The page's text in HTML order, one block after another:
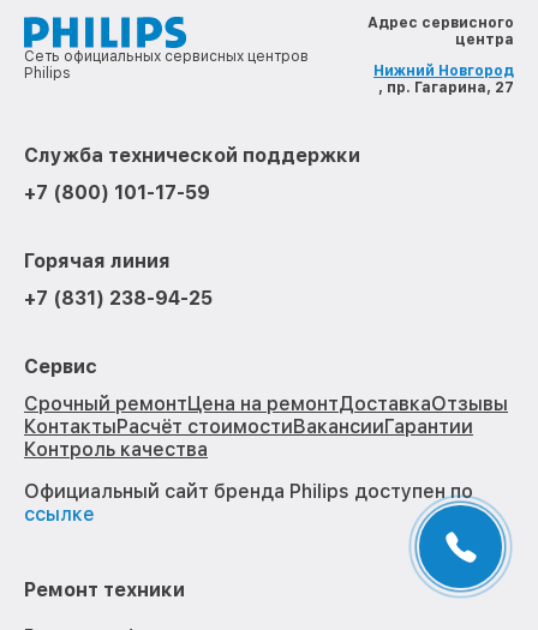
Сеть официальных сервисных центров
Philips
Адрес сервисного
центра
Нижний Новгород
, пр. Гагарина, 27
Служба технической поддержки
+7 (800) 101-17-59
Горячая линия
+7 (831) 238-94-25
Сервис
Срочный ремонтЦена на ремонтДоставкаОтзывы
КонтактыРасчёт стоимостиВакансииГарантии
Контроль качества
Официальный сайт бренда Philips доступен по
ссылке
Ремонт техники